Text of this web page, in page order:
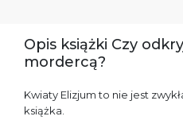
Opis książki Czy
mordercą?
Kwiaty Elizjum to nie jest
książka.